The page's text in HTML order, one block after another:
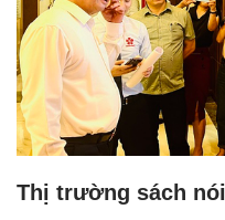
Thị trường sách